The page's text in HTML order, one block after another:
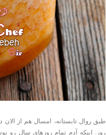
طبق روال تابستانه، امسال هم از
روز. اینکه آدم تمام روزهای سال رو